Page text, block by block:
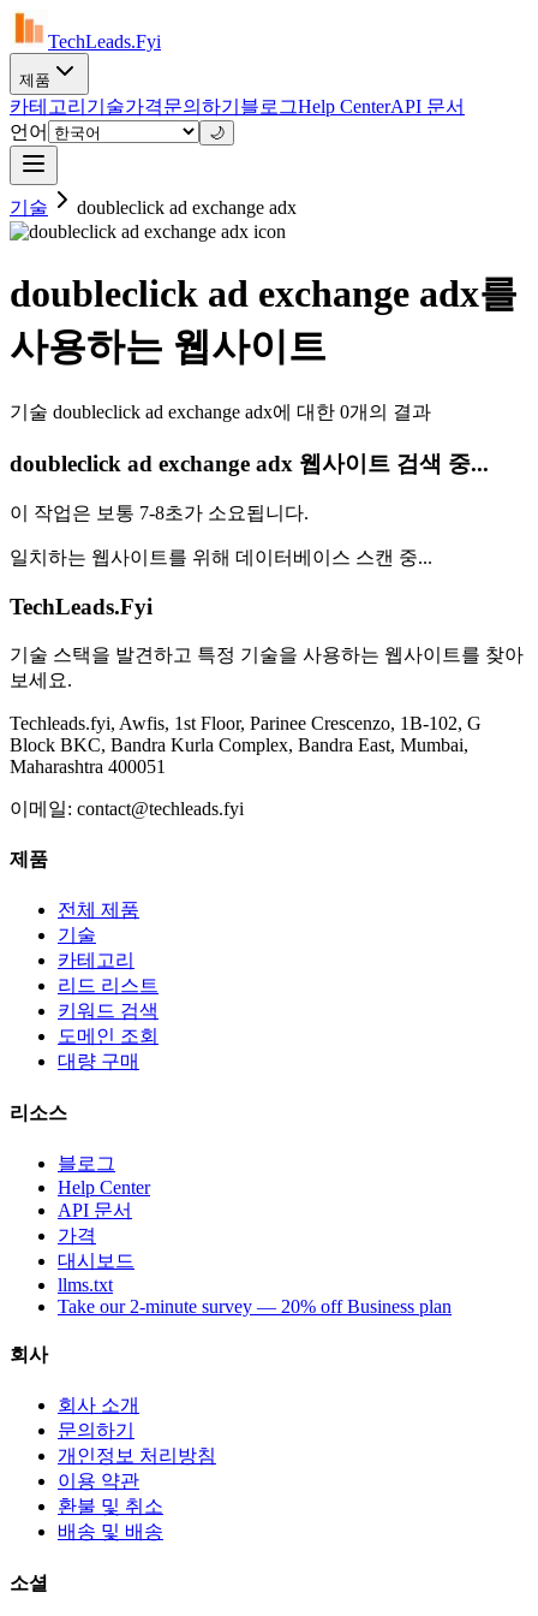
TechLeads.Fyi
제품
카테고리 기술가격문의하기 블로그Help CenterAPI 문서
언어
🌙
기술 doubleclick ad exchange adx
doubleclick ad exchange adx를
사용하는 웹사이트
기술 doubleclick ad exchange adx에 대한 0개의 결과
doubleclick ad exchange adx 웹사이트 검색 중...
이 작업은 보통 7-8초가 소요됩니다.
일치하는 웹사이트를 위해 데이터베이스 스캔 중...
TechLeads.Fyi
기술 스택을 발견하고 특정 기술을 사용하는 웹사이트를 찾아
보세요.
Techleads.fyi, Awfis, 1st Floor, Parinee Crescenzo, 1B-102, G
Block BKC, Bandra Kurla Complex, Bandra East, Mumbai,
Maharashtra 400051
이메일: contact@techleads.fyi
제품
전체 제품
기술
카테고리
리드 리스트
키워드 검색
도메인 조회
대량 구매
리소스
블로그
Help Center
API 문서
가격
대시보드
llms.txt
Take our 2-minute survey — 20% off Business plan
회사
회사 소개
문의하기
개인정보 처리방침
이용 약관
환불 및 취소
배송 및 배송
소셜